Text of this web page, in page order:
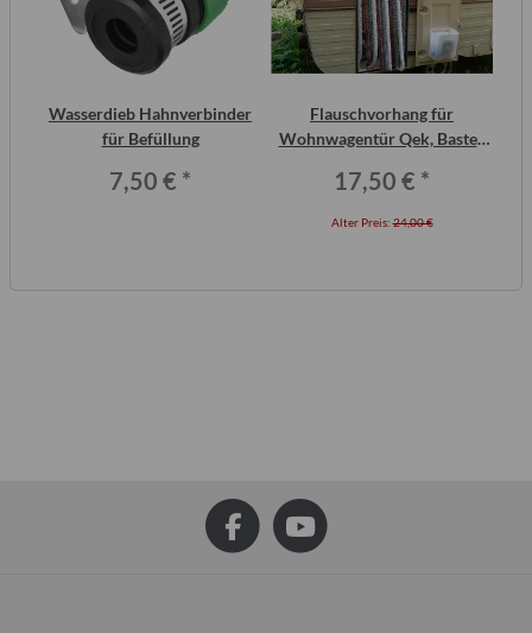
Wasserdieb Hahnverbinder
für Befüllung
7,50 € *
Flauschvorhang für
Wohnwagentür Qek, Bastei,
17,50 € *
Alter Preis:24,00 €